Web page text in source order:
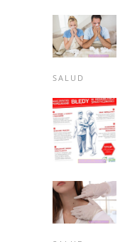
SALUD